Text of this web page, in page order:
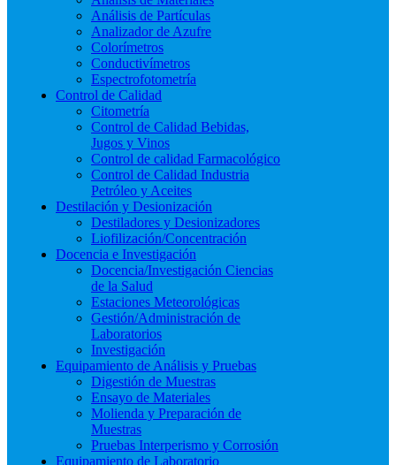
Análisis de Partículas
Analizador de Azufre
Colorímetros
Conductivímetros
Espectrofotometría
Control de Calidad
Citometría
Control de Calidad Bebidas,
Jugos y Vinos
Control de calidad Farmacológico
Control de Calidad Industria
Petróleo y Aceites
Destilación y Desionización
Destiladores y Desionizadores
Liofilización/Concentración
Docencia e Investigación
Docencia/Investigación Ciencias
de la Salud
Estaciones Meteorológicas
Gestión/Administración de
Laboratorios
Investigación
Equipamiento de Análisis y Pruebas
Digestión de Muestras
Ensayo de Materiales
Molienda y Preparación de
Muestras
Pruebas Interperismo y Corrosión
Equipamiento de Laboratorio